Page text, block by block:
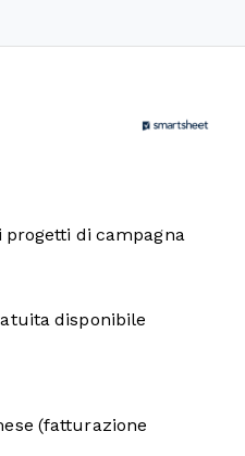
progetti di campagna
disponibile
(fatturazione